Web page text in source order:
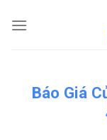
qua
Báo Giá